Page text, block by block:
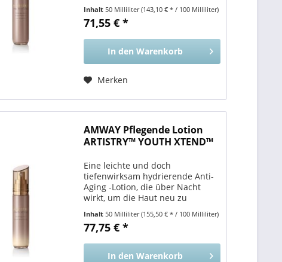
werden. Vorteile für Sie Verleiht
der Haut Feuchtigkeit durch eine
leichte Formel , die...
Inhalt50 Milliliter(143,10 € * / 100 Milliliter)
71,55 € *
In den Warenkorb
Merken
AMWAY Pflegende Lotion
ARTISTRY™ YOUTH XTEND™
Eine leichte und doch
tiefenwirksam hydrierende Anti-
Aging -Lotion, die über Nacht
wirkt, um die Haut neu zu
Stärkt Ihre Haut, indem die
Produktion von Jugendproteinen
Inhalt 50 Milliliter(155,50 € * / 100 Milliliter)
77,75 € *
In den Warenkorb